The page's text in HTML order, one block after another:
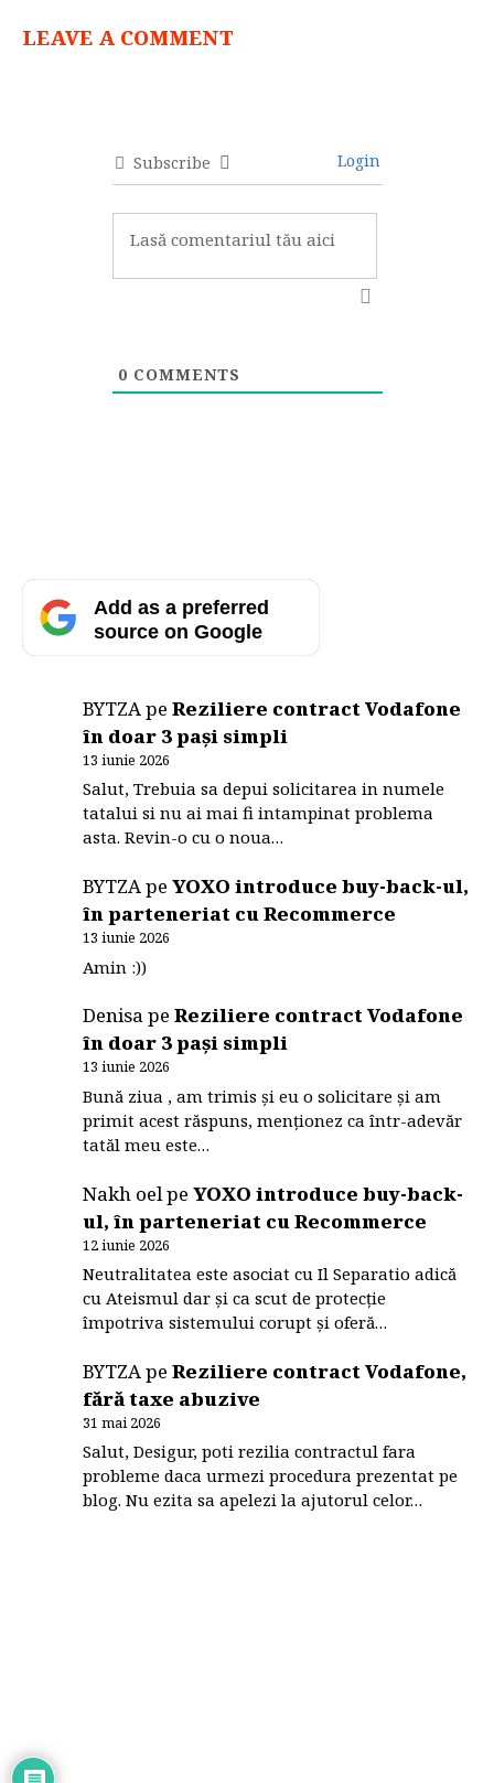
LEAVE A COMMENT
Subscribe Login
0 COMMENTS
Add as a preferred
source on Google
BYTZApeReziliere contract Vodafone
în doar 3 pași simpli
13 iunie 2026
Salut, Trebuia sa depui solicitarea in numele
tatalui si nu ai mai fi intampinat problema
asta. Revin-o cu o noua…
BYTZApeYOXO introduce buy-back-ul,
în parteneriat cu Recommerce
13 iunie 2026
Amin :))
DenisapeReziliere contract Vodafone
în doar 3 pași simpli
13 iunie 2026
Bună ziua , am trimis și eu o solicitare și am
primit acest răspuns, menționez ca într-adevăr
tatăl meu este…
Nakh oel peYOXO introduce buy-back-
ul, în parteneriat cu Recommerce
12 iunie 2026
Neutralitatea este asociat cu Il Separatio adică
cu Ateismul dar și ca scut de protecție
împotriva sistemului corupt și oferă…
BYTZApeReziliere contract Vodafone,
fără taxe abuzive
31 mai 2026
Salut, Desigur, poti rezilia contractul fara
probleme daca urmezi procedura prezentat pe
blog. Nu ezita sa apelezi la ajutorul celor…